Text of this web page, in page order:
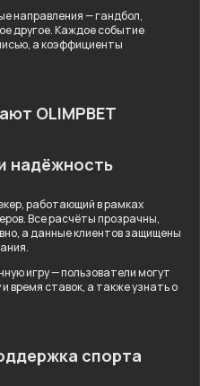
направления — гандбол,
другое. Каждое событие
а коэффициенты
OLIMPBET
надёжность
работающий в рамках
Все расчёты прозрачны,
а данные клиентов защищены
игру — пользователи могут
время ставок, а также узнать о
спорта